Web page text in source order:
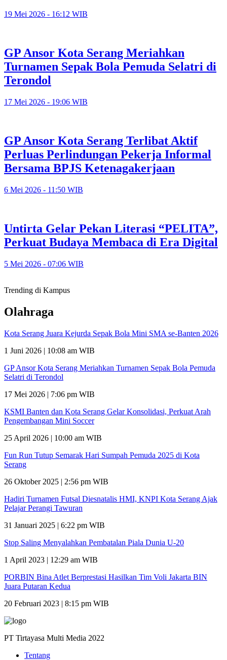
19 Mei 2026 - 16:12 WIB
GP Ansor Kota Serang Meriahkan
Turnamen Sepak Bola Pemuda Selatri di
Terondol
17 Mei 2026 - 19:06 WIB
GP Ansor Kota Serang Terlibat Aktif
Perluas Perlindungan Pekerja Informal
Bersama BPJS Ketenagakerjaan
6 Mei 2026 - 11:50 WIB
Untirta Gelar Pekan Literasi “PELITA”,
Perkuat Budaya Membaca di Era Digital
5 Mei 2026 - 07:06 WIB
Trending di Kampus
Olahraga
Kota Serang Juara Kejurda Sepak Bola Mini SMA se-Banten 2026
1 Juni 2026 | 10:08 am WIB
GP Ansor Kota Serang Meriahkan Turnamen Sepak Bola Pemuda
Selatri di Terondol
17 Mei 2026 | 7:06 pm WIB
KSMI Banten dan Kota Serang Gelar Konsolidasi, Perkuat Arah
Pengembangan Mini Soccer
25 April 2026 | 10:00 am WIB
Fun Run Tutup Semarak Hari Sumpah Pemuda 2025 di Kota
Serang
26 Oktober 2025 | 2:56 pm WIB
Hadiri Turnamen Futsal Diesnatalis HMI, KNPI Kota Serang Ajak
Pelajar Perangi Tawuran
31 Januari 2025 | 6:22 pm WIB
Stop Saling Menyalahkan Pembatalan Piala Dunia U-20
1 April 2023 | 12:29 am WIB
PORBIN Bina Atlet Berprestasi Hasilkan Tim Voli Jakarta BIN
Juara Putaran Kedua
20 Februari 2023 | 8:15 pm WIB
PT Tirtayasa Multi Media 2022
Tentang